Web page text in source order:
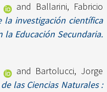
and Ballarini, Fabricio
la investigación científica
la Educación Secundaria.
and Bartolucci, Jorge
las Ciencias Naturales :